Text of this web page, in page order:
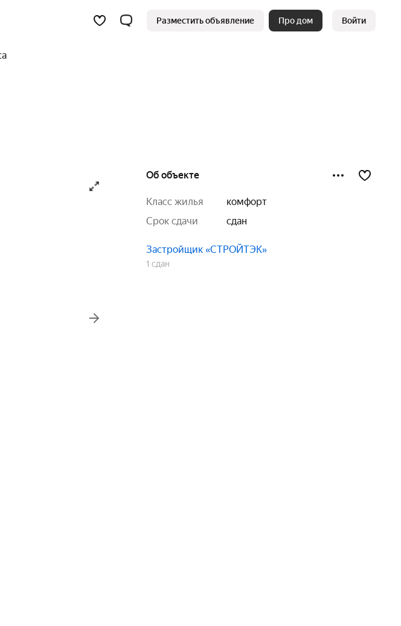
Разместить объявление Про дом Войти
Об объекте
класс жилья
комфорт
срок сдачи
сдан
Застройщик «СТРОЙТЭК»
1 сдан